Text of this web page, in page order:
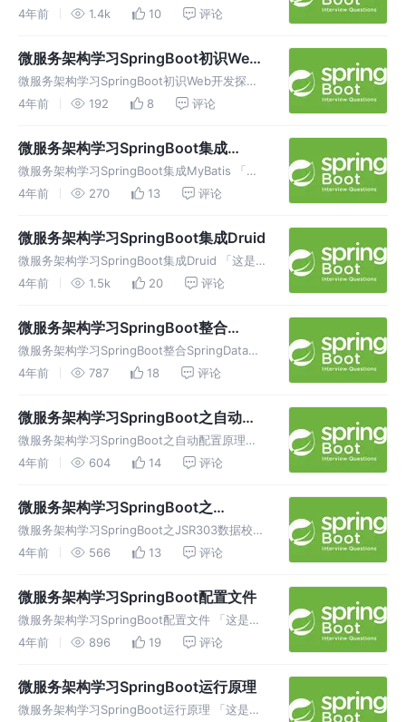
理 持续创作，加速成长！这是我参与「掘金日
动详情。 MVC自动配置原理 官网阅读 在进行
项目编写前
4年前 1.4k 10 评论
微服务架构学习SpringBoot初识Web
开发探究
微服务架构学习SpringBoot初识Web开发探究
持续创作，加速成长！这是我参与「掘金日新计
情。 简介 其实SpringBoot的东西用起来非常简
4年前 192 8 评论
微服务架构学习SpringBoot集成
MyBatis
微服务架构学习SpringBoot集成MyBatis 「这
是我参与2022首次更文挑战的第17天，活动详
介绍 官方文档：http://mybatis.o
4年前 270 13 评论
微服务架构学习SpringBoot集成Druid
微服务架构学习SpringBoot集成Druid 「这是
我参与2022首次更文挑战的第15天，活动详情
绍 Druid简介 Java程序很大一部分要操作数
4年前 1.5k 20 评论
微服务架构学习SpringBoot整合
SpringData
微服务架构学习SpringBoot整合SpringData
「这是我参与2022首次更文挑战的第14天，活
作者介绍 SpringData简介 对于数据访
4年前 787 18 评论
微服务架构学习SpringBoot之自动配
置原理
微服务架构学习SpringBoot之自动配置原理
「这是我参与2022首次更文挑战的第13天，活
作者介绍 配置文件到底能写什么？怎么写？---
-联系--
4年前 604 14 评论
微服务架构学习SpringBoot之
JSR303数据校验
微服务架构学习SpringBoot之JSR303数据校验
「这是我参与2022首次更文挑战的第12天，活
作者介绍 先看看如何使用 Springboot中
4年前 566 13 评论
微服务架构学习SpringBoot配置文件
微服务架构学习SpringBoot配置文件 「这是我
参与2022首次更文挑战的第11天，活动详情查
配置文件 SpringBoot使用一个全局的配置文件
4年前 896 19 评论
微服务架构学习SpringBoot运行原理
微服务架构学习SpringBoot运行原理 「这是我